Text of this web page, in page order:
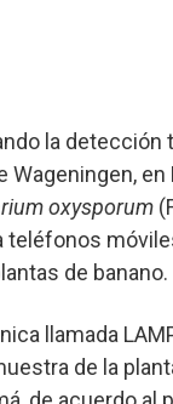
la detección
oxysporum
teléfonos
de banano.
llamada
de la